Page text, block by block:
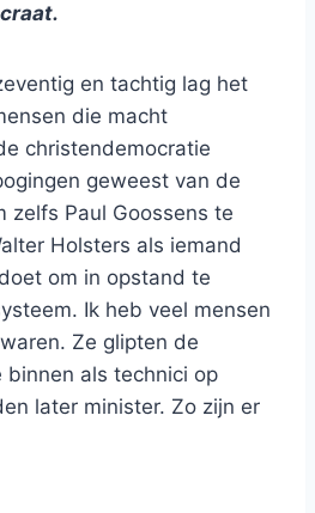
en tachtig lag het
die macht
christendemocratie
geweest van de
zelfs Paul Goossens te
Holsters als iemand
om in opstand te
Ik heb veel mensen
Ze glipten de
als technici op
later minister. Zo zijn er